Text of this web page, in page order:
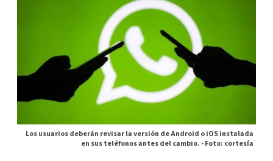
Los usuarios deberán revisar la versión de Android o iOS instalada
en sus teléfonos antes del cambio. -Foto: cortesía